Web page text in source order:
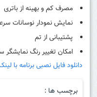
مصرف کم و بهینه از باتری
نمایش نمودار نوسانات
پشتیبانی از تم
امکان تغییر رنگ
دانلود فایل نصبی برنامه با لینک
برچسب ها :